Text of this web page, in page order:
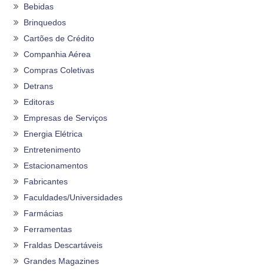
Bebidas
Brinquedos
Cartões de Crédito
Companhia Aérea
Compras Coletivas
Detrans
Editoras
Empresas de Serviços
Energia Elétrica
Entretenimento
Estacionamentos
Fabricantes
Faculdades/Universidades
Farmácias
Ferramentas
Fraldas Descartáveis
Grandes Magazines